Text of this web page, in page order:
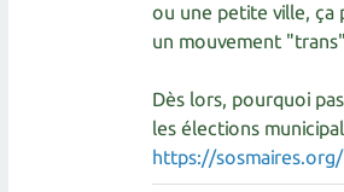
ou une petite ville, ça
un mouvement
Dès lors, pourquoi
les élections
https://sosmaires.org/